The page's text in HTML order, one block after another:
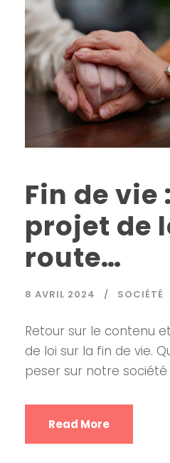
Fin de vie
projet de
route…
8 AVRIL 2024 SOCIÉTÉ
Retour sur le contenu
de loi sur la fin de vie.
peser sur notre société
Read More